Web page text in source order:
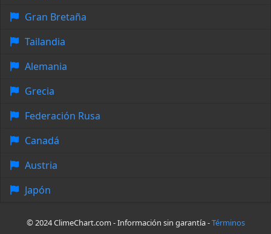
Gran Bretaña
Tailandia
Alemania
Grecia
Federación Rusa
Canadá
Austria
Japón
© 2024 ClimeChart.com - Información sin garantía -Términos